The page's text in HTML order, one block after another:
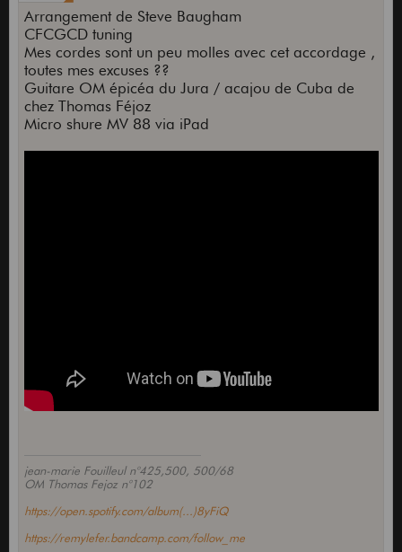
Arrangement de Steve Baugham
CFCGCD tuning
Mes cordes sont un peu molles avec cet accordage ,
toutes mes excuses ??
Guitare OM épicéa du Jura / acajou de Cuba de
chez Thomas Féjoz
Micro shure MV 88 via iPad
jean-marie Fouilleul n°425,500, 500/68
OM Thomas Fejoz n°102
https://open.spotify.com/album(...)8yFiQ
https://remylefer.bandcamp.com/follow_me